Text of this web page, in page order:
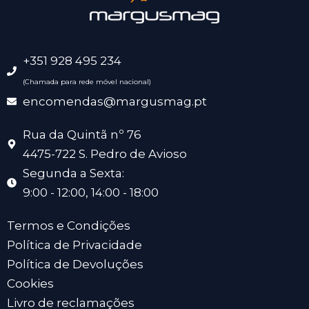
+351 928 495 234
(Chamada para rede móvel nacional)
encomendas@margusmag.pt
Rua da Quintã nº 76
4475-722 S. Pedro de Avioso
Segunda a Sexta:
9:00 - 12:00, 14:00 - 18:00
Termos e Condições
Política de Privacidade
Política de Devoluções
Cookies
Livro de reclamações